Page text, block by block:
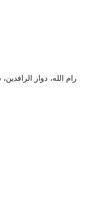
رام الله، دوار